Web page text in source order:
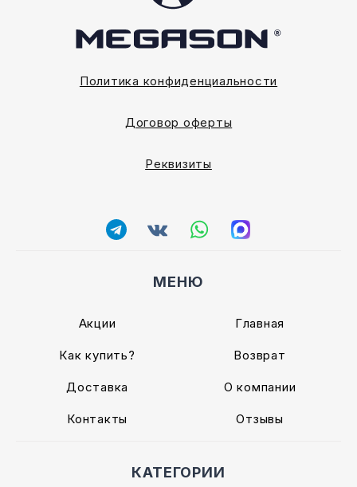
Политика конфиденциальности
Договор оферты
Реквизиты
МЕНЮ
Акции Главная
Как купить? Возврат
Доставка О компании
Контакты Отзывы
КАТЕГОРИИ